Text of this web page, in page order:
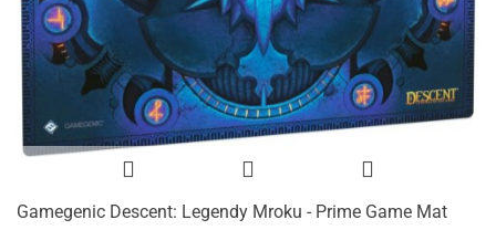
Gamegenic Descent: Legendy Mroku - Prime Game Mat